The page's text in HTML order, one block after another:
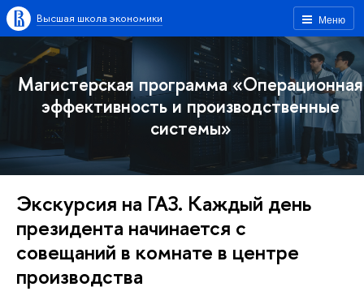
Меню
Высшая школа экономики
Магистерская программа «Операционная
эффективность и производственные
системы»
Экскурсия на ГАЗ. Каждый день
президента начинается с
совещаний в комнате в центре
производства